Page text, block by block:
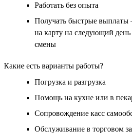
Работать без опыта
Получать быстрые выплаты
на карту на следующий
смены
Какие есть варианты работы?
Погрузка и разгрузка
Помощь на кухне или в
Сопровождение касс
Обслуживание в торговом